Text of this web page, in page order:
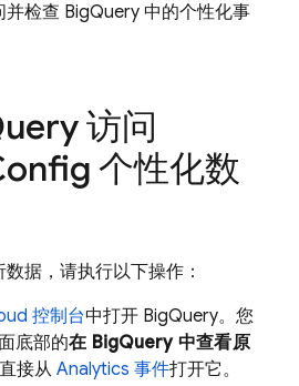
并检查 BigQuery 中的个性化事
访问
个性化数
据，请执行以下操作：
控制台中打开 BigQuery。您
底部的在 BigQuery中查看原
接从 Analytics 事件打开它。